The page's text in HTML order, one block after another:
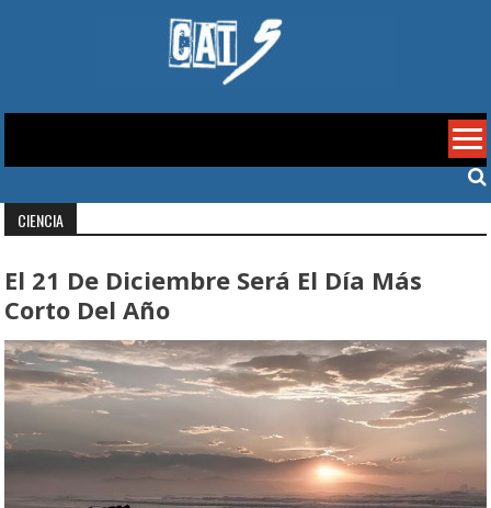
Cat 5
CIENCIA
El 21 De Diciembre Será El Día Más
Corto Del Año